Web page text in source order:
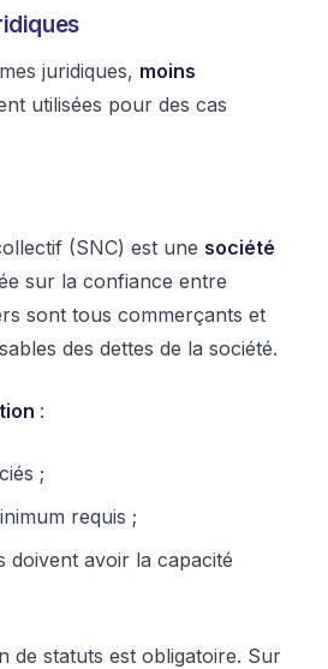
juridiques, moins
utilisées pour des cas
(SNC) est une société
sur la confiance entre
sont tous commerçants et
des dettes de la société.
:
;
requis ;
doivent avoir la capacité
de statuts est obligatoire. Sur